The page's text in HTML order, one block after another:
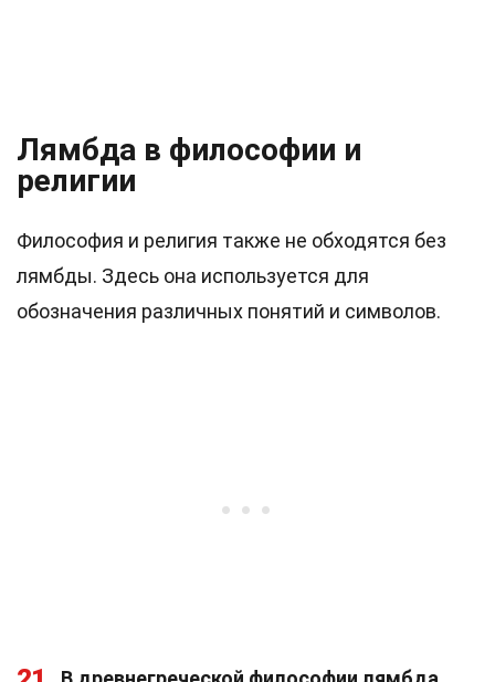
Лямбда в философии и
религии
Философия и религия также не обходятся без
лямбды. Здесь она используется для
обозначения различных понятий и символов.